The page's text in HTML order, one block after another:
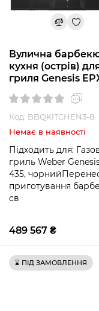
Вулична
кухня (острів)
гриля Genesis
Weber BBQ
Gas 431
Код: BBQKITCHEN3-8
Немає в наявності
Підходить для:
гриль Weber
435,
приготування
св
489 567 ₴
⌛ ПІД ЗАМОВЛЕННЯ